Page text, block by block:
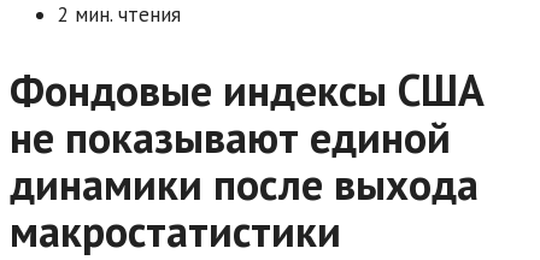
2 мин. чтения
Фондовые индексы США
не показывают единой
динамики после выхода
макростатистики